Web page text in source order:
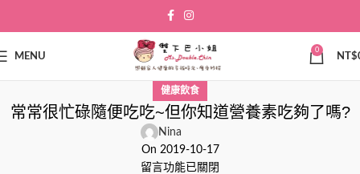
MENU
0
NT$
健康飲食
常常很忙碌隨便吃吃~但你知道營養素吃夠了嗎?
Nina
On 2019-10-17
留言功能已關閉